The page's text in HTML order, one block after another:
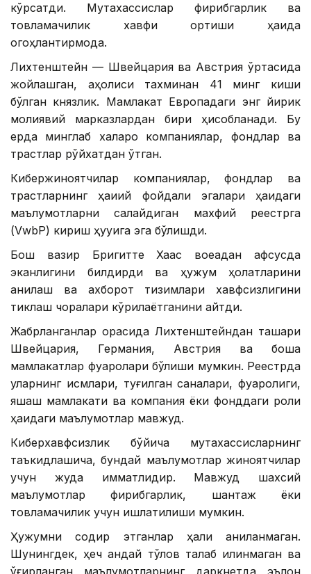
кўрсатди. Мутахассислар фирибгарлик ва
товламачилик хавфи ортиши ҳақида
огоҳлантирмоқда.
Лихтенштейн — Швейцария ва Австрия ўртасида
жойлашган, аҳолиси тахминан 41 минг киши
бўлган князлик. Мамлакат Европадаги энг йирик
молиявий марказлардан бири ҳисобланади. Бу
ерда минглаб халқаро компаниялар, фондлар ва
трастлар рўйхатдан ўтган.
Кибержиноятчилар компаниялар, фондлар ва
трастларнинг ҳақиқий фойдали эгалари ҳақидаги
маълумотларни сақлайдиган махфий реестрга
(VwbP) кириш ҳуқуқига эга бўлишди.
Бош вазир Бригитте Хаас воқеадан афсусда
эканлигини билдирди ва ҳужум ҳолатларини
аниқлаш ва ахборот тизимлари хавфсизлигини
тиклаш чоралари кўрилаётганини айтди.
Жабрланганлар орасида Лихтенштейндан ташқари
Швейцария, Германия, Австрия ва бошқа
мамлакатлар фуқаролари бўлиши мумкин. Реестрда
уларнинг исмлари, туғилган саналари, фуқаролиги,
яшаш мамлакати ва компания ёки фонддаги роли
ҳақидаги маълумотлар мавжуд.
Киберхавфсизлик бўйича мутахассисларнинг
таъкидлашича, бундай маълумотлар жиноятчилар
учун жуда қимматлидир. Мавжуд шахсий
маълумотлар фирибгарлик, шантаж ёки
товламачилик учун ишлатилиши мумкин.
Ҳужумни содир этганлар ҳали аниқланмаган.
Шунингдек, ҳеч қандай тўлов талаб қилинмаган ва